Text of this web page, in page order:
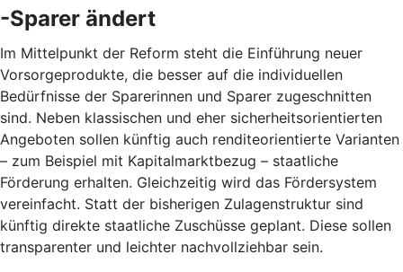
-Sparer ändert
Im Mittelpunkt der Reform steht die Einführung neuer
Vorsorgeprodukte, die besser auf die individuellen
Bedürfnisse der Sparerinnen und Sparer zugeschnitten
sind. Neben klassischen und eher sicherheitsorientierten
Angeboten sollen künftig auch renditeorientierte Varianten
– zum Beispiel mit Kapitalmarktbezug – staatliche
Förderung erhalten. Gleichzeitig wird das Fördersystem
vereinfacht. Statt der bisherigen Zulagenstruktur sind
künftig direkte staatliche Zuschüsse geplant. Diese sollen
transparenter und leichter nachvollziehbar sein.